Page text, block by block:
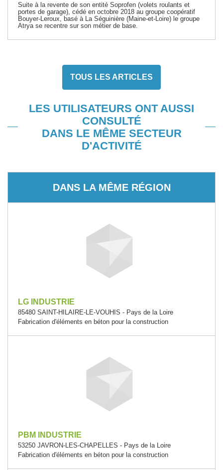
Suite à la revente de son entité Soprofen (volets roulants et
portes de garage), cédé en octobre 2018 au groupe coopératif
Bouyer-Leroux, basé à La Séguinière (Maine-et-Loire) le groupe
Atrya se recentre sur son métier de base.
TOUS LES ARTICLES
LES UTILISATEURS ONT AUSSI
CONSULTÉ
DANS LE MÊME SECTEUR
D'ACTIVITÉ
DANS LA MÊME RÉGION
LG INDUSTRIE
85480 SAINT-HILAIRE-LE-VOUHIS - Pays de la Loire
Fabrication d'éléments en béton pour la construction
PBM INDUSTRIE
53250 JAVRON-LES-CHAPELLES - Pays de la Loire
Fabrication d'éléments en béton pour la construction